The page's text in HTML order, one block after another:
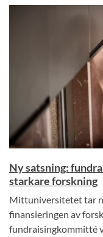
Ny satsning:
starkare forskning
Mittuniversitetet tar
finansieringen av
fundraisingkommitté